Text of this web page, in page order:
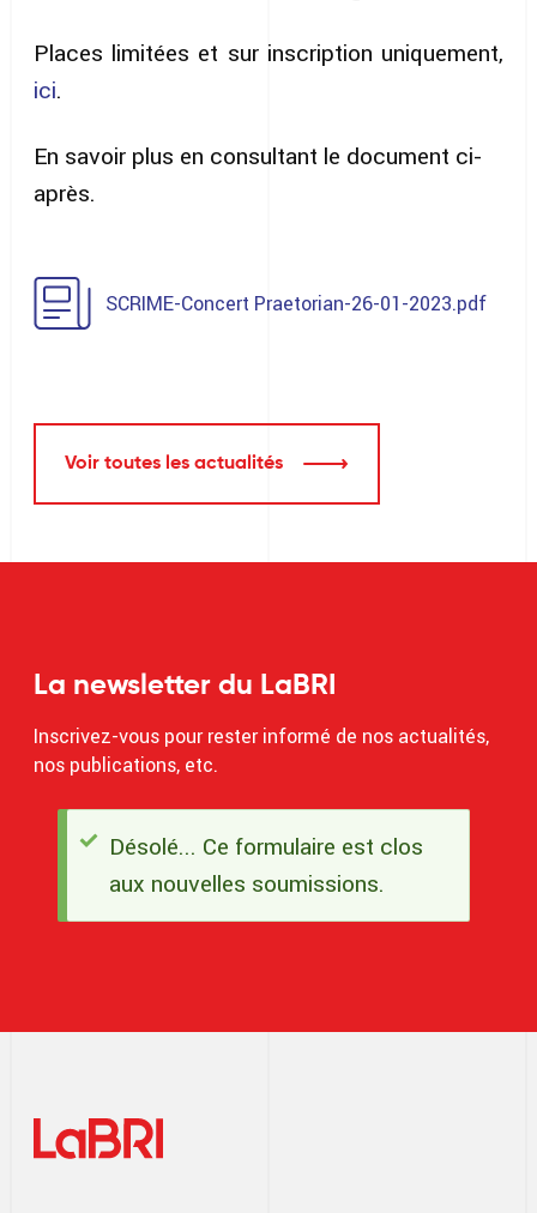
Places limitées et sur inscription uniquement,
ici.
En savoir plus en consultant le document ci-
après.
SCRIME-Concert Praetorian-26-01-2023.pdf
Voir toutes les actualités
La newsletter du LaBRI
Inscrivez-vous pour rester informé de nos actualités,
nos publications, etc.
Message
d'état
Désolé... Ce formulaire est clos
aux nouvelles soumissions.